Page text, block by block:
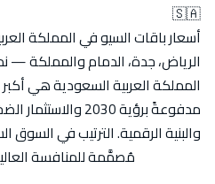
🇸🇦
أسعار باقات السيو في المملكة
الرياض، جدة، الدمام والمملكة — نمو رؤية
المملكة العربية السعودية هي
مدفوعةً برؤية 2030
والبنية الرقمية. الترتيب في
مُصمَّمة للمنافسة